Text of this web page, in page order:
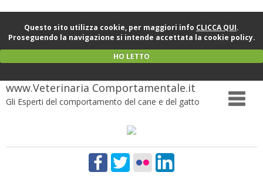
Questo sito utilizza cookie, per maggiori info CLICCA QUI.
Proseguendo la navigazione si intende accettata la cookie policy.
HO LETTO
www.Veterinaria Comportamentale.it
Gli Esperti del comportamento del cane e del gatto